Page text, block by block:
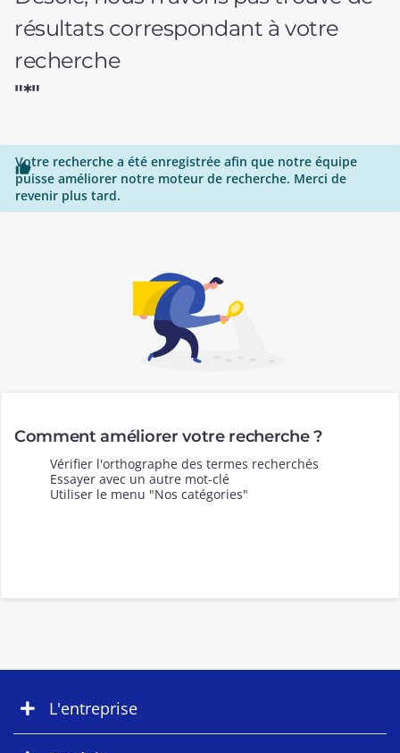
résultats correspondant à votre
recherche
"*"

Votre recherche a été enregistrée afin que notre équipe
puisse améliorer notre moteur de recherche. Merci de
revenir plus tard.
Comment améliorer votre recherche ?
Vérifier l'orthographe des termes recherchés
Essayer avec un autre mot-clé
Utiliser le menu "Nos catégories"
L'entreprise